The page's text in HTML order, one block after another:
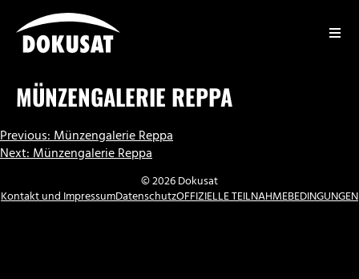
Inhalt
springen
MÜNZENGALERIE REPPA
BEITRAGSNAVIGATION
Previous:Münzengalerie Reppa
Next:Münzengalerie Reppa
© 2026 Dokusat
Kontakt und ImpressumDatenschutzOFFIZIELLE TEILNAHMEBEDINGUNGEN